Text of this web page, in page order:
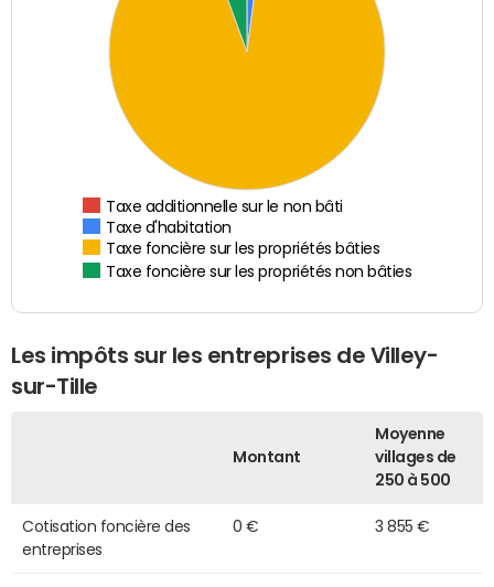
Taxe additionnelle sur le non bâti
Taxe d'habitation
Taxe foncière sur les propriétés bâties
Taxe foncière sur les propriétés non bâties
Les impôts sur les entreprises de Villey-
sur-Tille
Montant
Moyenne
villages de
250 à 500
Cotisation foncière des
entreprises
0 € 3 855 €